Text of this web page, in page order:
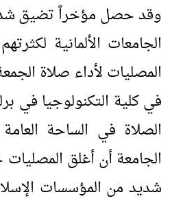
وقد حصل مؤخراً تضيق
الجامعات الألمانية
المصليات لأداء صلاة
في كلية التكنولوجيا في
الصلاة في الساحة
الجامعة أن أغلق
شديد من المؤسسات